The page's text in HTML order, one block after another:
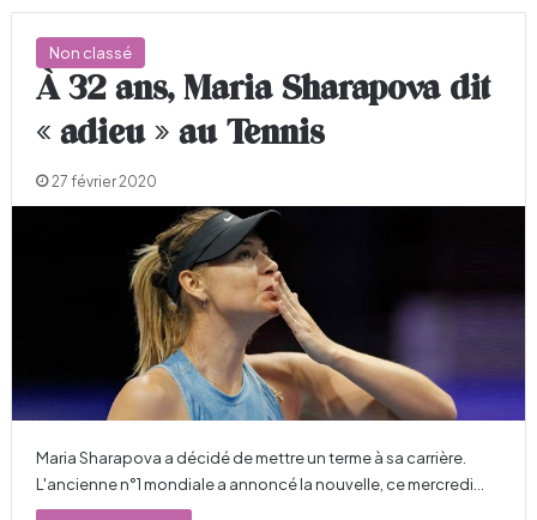
Non classé
À 32 ans, Maria Sharapova dit
« adieu » au Tennis
27 février 2020
Maria Sharapova a décidé de mettre un terme à sa carrière.
L'ancienne n°1 mondiale a annoncé la nouvelle, ce mercredi…